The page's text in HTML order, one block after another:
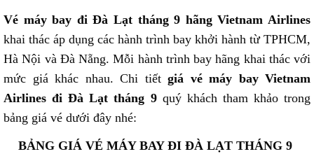
Vé máy bay đi Đà Lạt tháng 9 hãng Vietnam Airlines
khai thác áp dụng các hành trình bay khởi hành từ TPHCM,
Hà Nội và Đà Nẵng. Mỗi hành trình bay hãng khai thác với
mức giá khác nhau. Chi tiết giá vé máy bay Vietnam
Airlines đi Đà Lạt tháng 9quý khách tham khảo trong
bảng giá vé dưới đây nhé:
BẢNG GIÁ VÉ MÁY BAY ĐI ĐÀ LẠT THÁNG 9